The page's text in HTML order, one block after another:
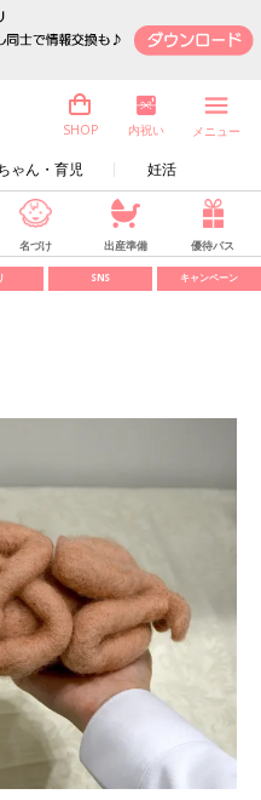
ゃん・育児 妊活
SHOP 内祝い メニュー
名づけ 出産準備 優待パス
SNS キャンペーン